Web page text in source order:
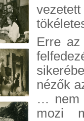
Erre
nézők
… nem
mozi